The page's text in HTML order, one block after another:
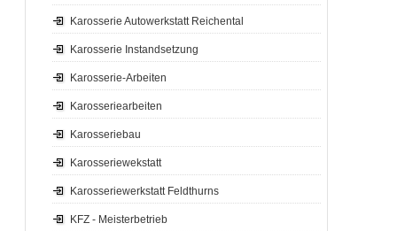
Karosserie Autowerkstatt Reichental
Karosserie Instandsetzung
Karosserie-Arbeiten
Karosseriearbeiten
Karosseriebau
Karosseriewekstatt
Karosseriewerkstatt Feldthurns
KFZ - Meisterbetrieb